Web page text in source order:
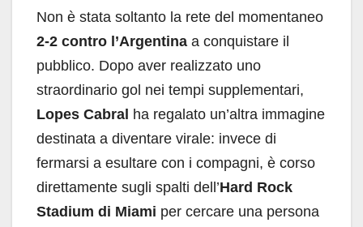
Non è stata soltanto la rete del momentaneo
2-2 contro l’Argentina a conquistare il
pubblico. Dopo aver realizzato uno
straordinario gol nei tempi supplementari,
Lopes Cabral ha regalato un’altra immagine
destinata a diventare virale: invece di
fermarsi a esultare con i compagni, è corso
direttamente sugli spalti dell’Hard Rock
Stadium di Miami per cercare una persona